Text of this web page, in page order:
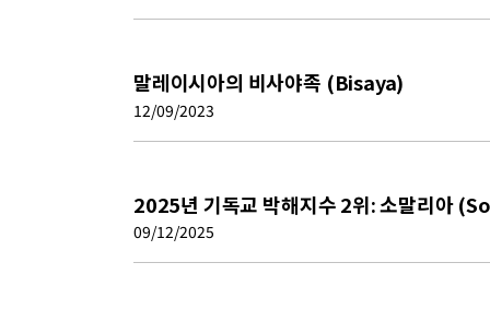
말레이시아의 비사야족 (Bisaya)
12/09/2023
2025년 기독교 박해지수 2위: 소말리아
09/12/2025